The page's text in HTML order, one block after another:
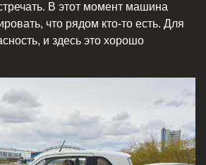
В этот момент машина
что рядом кто-то есть. Для
и здесь это хорошо